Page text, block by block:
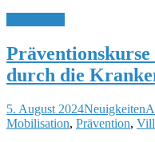
Präventionskurse
durch die
5. August 2024Neuigkeiten
Mobilisation, Prävention,